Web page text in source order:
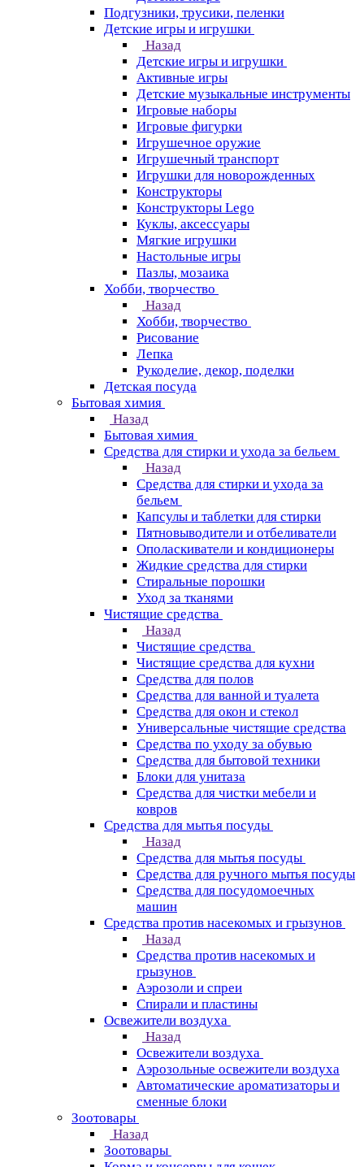
Подгузники, трусики, пеленки
Детские игры и игрушки
Назад
Детские игры и игрушки
Активные игры
Детские музыкальные инструменты
Игровые наборы
Игровые фигурки
Игрушечное оружие
Игрушечный транспорт
Игрушки для новорожденных
Конструкторы
Конструкторы Lego
Куклы, аксессуары
Мягкие игрушки
Настольные игры
Пазлы, мозаика
Хобби, творчество
Назад
Хобби, творчество
Рисование
Лепка
Рукоделие, декор, поделки
Детская посуда
Бытовая химия
Назад
Бытовая химия
Средства для стирки и ухода за бельем
Назад
Средства для стирки и ухода за
бельем
Капсулы и таблетки для стирки
Пятновыводители и отбеливатели
Ополаскиватели и кондиционеры
Жидкие средства для стирки
Стиральные порошки
Уход за тканями
Чистящие средства
Назад
Чистящие средства
Чистящие средства для кухни
Средства для полов
Средства для ванной и туалета
Средства для окон и стекол
Универсальные чистящие средства
Средства по уходу за обувью
Средства для бытовой техники
Блоки для унитаза
Средства для чистки мебели и
ковров
Средства для мытья посуды
Назад
Средства для мытья посуды
Средства для ручного мытья посуды
Средства для посудомоечных
машин
Средства против насекомых и грызунов
Назад
Средства против насекомых и
грызунов
Аэрозоли и спреи
Спирали и пластины
Освежители воздуха
Назад
Освежители воздуха
Аэрозольные освежители воздуха
Автоматические ароматизаторы и
сменные блоки
Зоотовары
Назад
Зоотовары